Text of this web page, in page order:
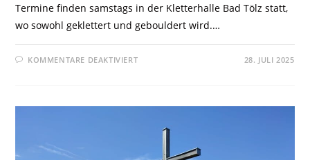
Termine finden samstags in der Kletterhalle Bad Tölz statt,
wo sowohl geklettert und gebouldert wird.…
KOMMENTARE DEAKTIVIERT 28. JULI 2025